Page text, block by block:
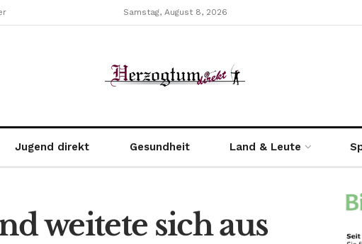
Samstag, August 8, 2026
Jugend direkt Gesundheit Land & Leute
weitete sich aus